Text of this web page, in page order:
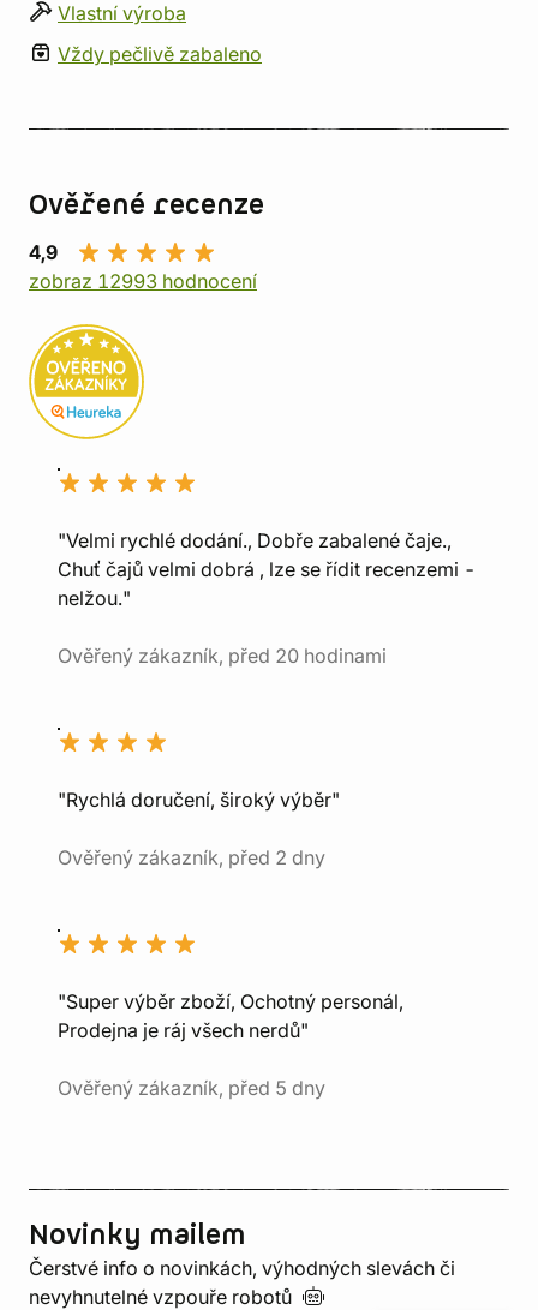
Vlastní výroba
Vždy pečlivě zabaleno
Ověřené recenze
4,9
zobraz 12993 hodnocení
"Velmi rychlé dodání., Dobře zabalené čaje.,
Chuť čajů velmi dobrá , lze se řídit recenzemi -
nelžou."
Ověřený zákazník, před 20 hodinami
"Rychlá doručení, široký výběr"
Ověřený zákazník, před 2 dny
"Super výběr zboží, Ochotný personál,
Prodejna je ráj všech nerdů"
Ověřený zákazník, před 5 dny
Novinky mailem
Čerstvé info o novinkách, výhodných slevách či
nevyhnutelné vzpouře robotů